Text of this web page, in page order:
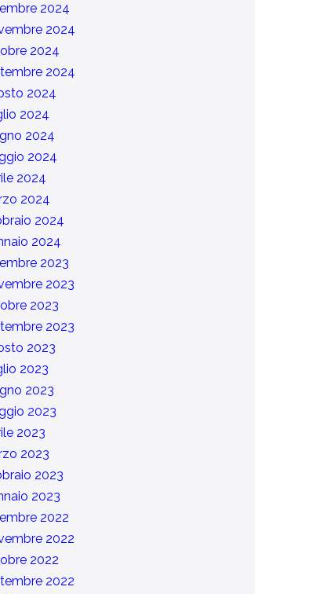
2024
2024
2024
2024
2024
2024
2024
2024
2024
2024
2024
2024
2023
2023
2023
2023
2023
2023
2023
2023
2023
2023
2023
2023
2022
2022
2022
2022